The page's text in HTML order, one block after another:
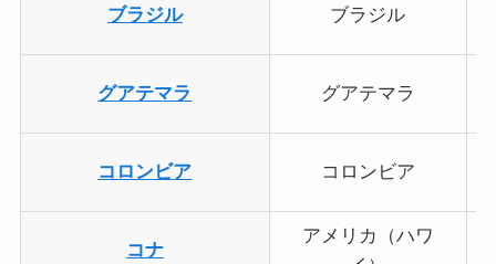
ブラジル ブラジル
グアテマラ グアテマラ
コロンビア コロンビア
コナ
アメリカ（ハワ